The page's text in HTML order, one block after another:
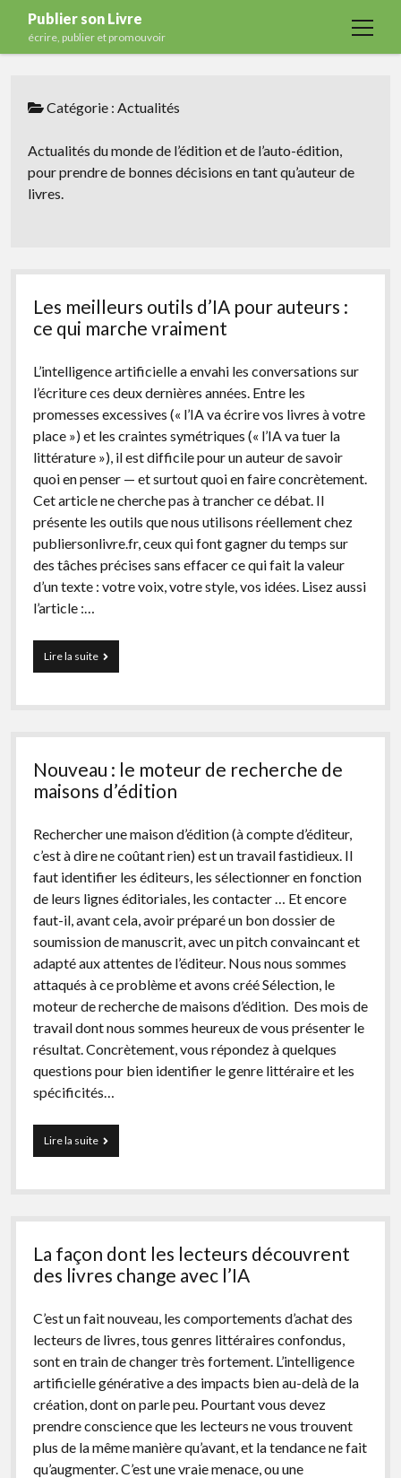
Publier son Livre
écrire, publier et promouvoir
open
Formations
Services
Blog
Ecriture
Actualités
A propos
Contact
facebookinstagram
youtubeemail-
form
Catégorie :Actualités
Actualités du monde de l’édition et de l’auto-édition,
pour prendre de bonnes décisions en tant qu’auteur de
livres.
Les meilleurs outils d’IA pour auteurs :
ce qui marche vraiment
L’intelligence artificielle a envahi les conversations sur
l’écriture ces deux dernières années. Entre les
promesses excessives (« l’IA va écrire vos livres à votre
place ») et les craintes symétriques (« l’IA va tuer la
littérature »), il est difficile pour un auteur de savoir
quoi en penser — et surtout quoi en faire concrètement.
Cet article ne cherche pas à trancher ce débat. Il
présente les outils que nous utilisons réellement chez
publiersonlivre.fr, ceux qui font gagner du temps sur
des tâches précises sans effacer ce qui fait la valeur
d’un texte : votre voix, votre style, vos idées. Lisez aussi
l’article :…
Lire la suiteLes
meilleurs
d’IA
auteurs
ce
qui
marche
Nouveau : le moteur de recherche de
maisons d’édition
Rechercher une maison d’édition (à compte d’éditeur,
c’est à dire ne coûtant rien) est un travail fastidieux. Il
faut identifier les éditeurs, les sélectionner en fonction
de leurs lignes éditoriales, les contacter … Et encore
faut-il, avant cela, avoir préparé un bon dossier de
soumission de manuscrit, avec un pitch convaincant et
adapté aux attentes de l’éditeur. Nous nous sommes
attaqués à ce problème et avons créé Sélection, le
moteur de recherche de maisons d’édition. Des mois de
travail dont nous sommes heureux de vous présenter le
résultat. Concrètement, vous répondez à quelques
questions pour bien identifier le genre littéraire et les
spécificités…
Lire la suiteNouveau
:
moteur
recherche
maisons
d’édition
La façon dont les lecteurs découvrent
des livres change avec l’IA
C’est un fait nouveau, les comportements d’achat des
lecteurs de livres, tous genres littéraires confondus,
sont en train de changer très fortement. L’intelligence
artificielle générative a des impacts bien au-delà de la
création, dont on parle peu. Pourtant vous devez
prendre conscience que les lecteurs ne vous trouvent
plus de la même manière qu’avant, et la tendance ne fait
qu’augmenter. C’est une vraie menace, ou une